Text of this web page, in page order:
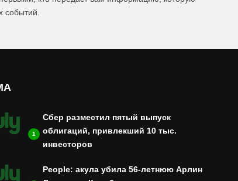
событий.
1
Сбер разместил пятый выпуск
облигаций, привлекший 10 тыс.
инвесторов
People: акула убила 56-летнюю Арлин